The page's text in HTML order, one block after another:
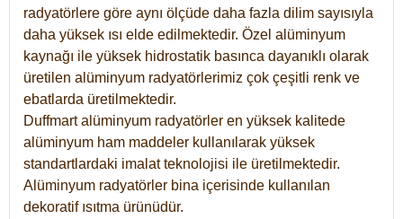
radyatörlere göre aynı ölçüde daha fazla dilim sayısıyla
daha yüksek ısı elde edilmektedir. Özel alüminyum
kaynağı ile yüksek hidrostatik basınca dayanıklı olarak
üretilen alüminyum radyatörlerimiz çok çeşitli renk ve
ebatlarda üretilmektedir.
Duffmart alüminyum radyatörler en yüksek kalitede
alüminyum ham maddeler kullanılarak yüksek
standartlardaki imalat teknolojisi ile üretilmektedir.
Alüminyum radyatörler bina içerisinde kullanılan
dekoratif ısıtma ürünüdür.